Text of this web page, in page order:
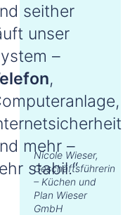
seither
unser
–
,
mehr –
stabil.“
Nicole Wieser,
Geschäftsführerin
– Küchen und
Plan Wieser
GmbH